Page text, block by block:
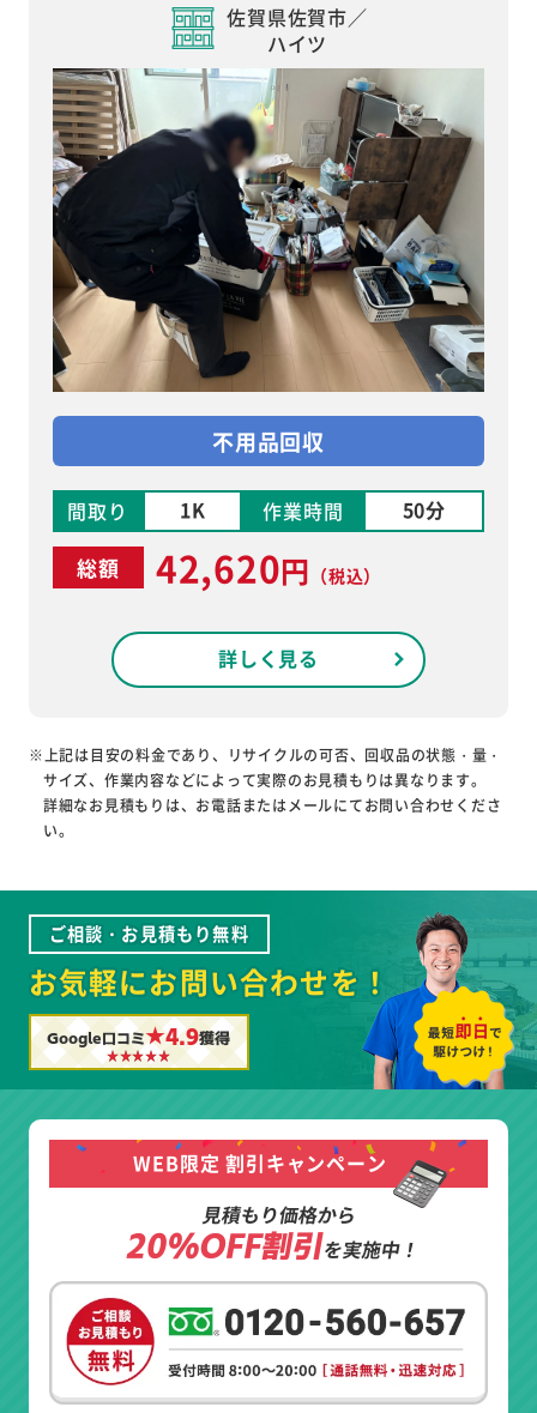
佐賀県佐賀市／
ハイツ
不用品回収
間取り 1K 作業時間 50分
総額 42,620円 （税込）
詳しく見る
※上記は目安の料金であり、リサイクルの可否、回収品の状態・量・
サイズ、作業内容などによって実際のお見積もりは異なります。
詳細なお見積もりは、お電話またはメールにてお問い合わせくださ
い。
ご相談・お見積もり無料
お気軽にお問い合わせを！
Google口コミ★4.9獲得
WEB限定 割引キャンペーン
見積もり価格から
20%OFF割引を実施中！